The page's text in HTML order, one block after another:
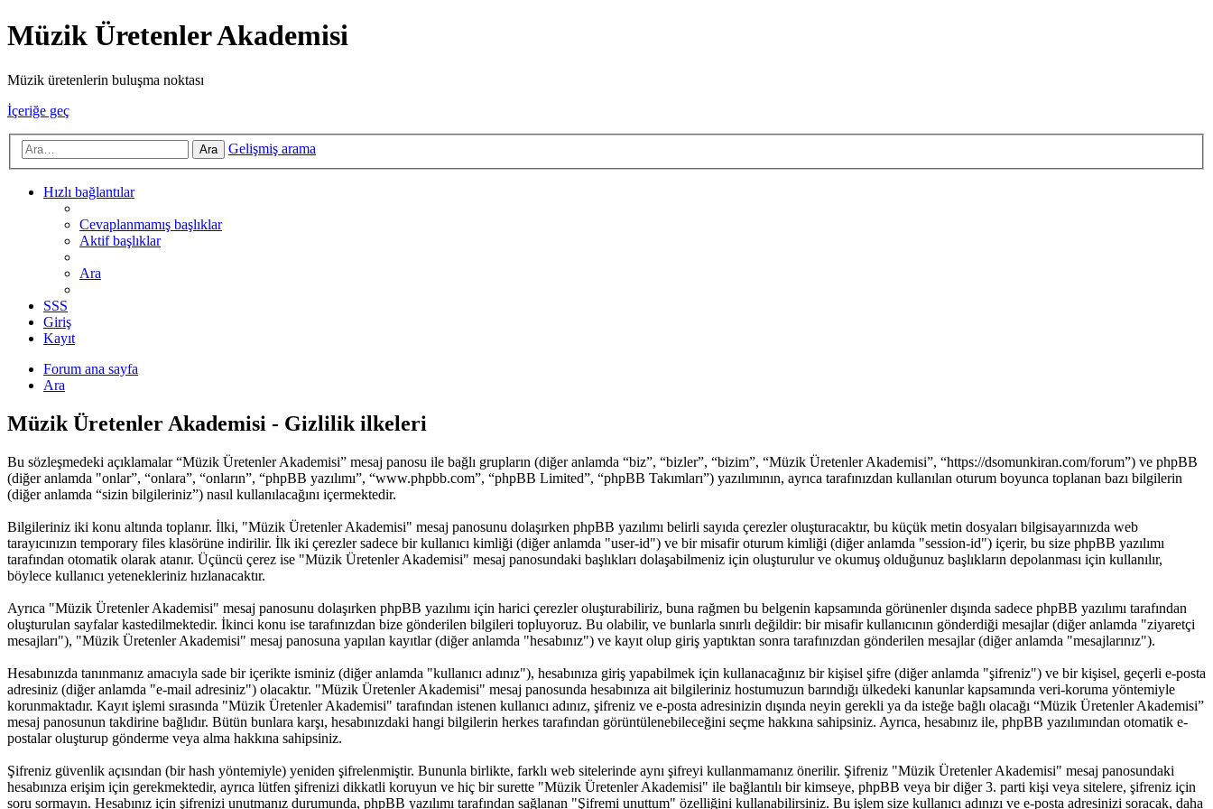
Müzik Üretenler Akademisi
Müzik üretenlerin buluşma noktası
İçeriğe geç
Ara Gelişmiş arama
Hızlı bağlantılar
Cevaplanmamış başlıklar
Aktif başlıklar
Ara
SSS
Giriş
Kayıt
Forum ana sayfa
Ara
Müzik Üretenler Akademisi - Gizlilik ilkeleri
Bu sözleşmedeki açıklamalar “Müzik Üretenler Akademisi” mesaj panosu ile bağlı grupların (diğer anlamda “biz”, “bizler”, “bizim”, “Müzik Üretenler Akademisi”, “https://dsomunkiran.com/forum”) ve phpBB
(diğer anlamda "onlar”, “onlara”, “onların”, “phpBB yazılımı”, “www.phpbb.com”, “phpBB Limited”, “phpBB Takımları”) yazılımının, ayrıca tarafınızdan kullanılan oturum boyunca toplanan bazı bilgilerin
(diğer anlamda “sizin bilgileriniz”) nasıl kullanılacağını içermektedir.
Bilgileriniz iki konu altında toplanır. İlki, "Müzik Üretenler Akademisi" mesaj panosunu dolaşırken phpBB yazılımı belirli sayıda çerezler oluşturacaktır, bu küçük metin dosyaları bilgisayarınızda web
tarayıcınızın temporary files klasörüne indirilir. İlk iki çerezler sadece bir kullanıcı kimliği (diğer anlamda "user-id") ve bir misafir oturum kimliği (diğer anlamda "session-id") içerir, bu size phpBB yazılımı
tarafından otomatik olarak atanır. Üçüncü çerez ise "Müzik Üretenler Akademisi" mesaj panosundaki başlıkları dolaşabilmeniz için oluşturulur ve okumuş olduğunuz başlıkların depolanması için kullanılır,
böylece kullanıcı yetenekleriniz hızlanacaktır.
Ayrıca "Müzik Üretenler Akademisi" mesaj panosunu dolaşırken phpBB yazılımı için harici çerezler oluşturabiliriz, buna rağmen bu belgenin kapsamında görünenler dışında sadece phpBB yazılımı tarafından
oluşturulan sayfalar kastedilmektedir. İkinci konu ise tarafınızdan bize gönderilen bilgileri topluyoruz. Bu olabilir, ve bunlarla sınırlı değildir: bir misafir kullanıcının gönderdiği mesajlar (diğer anlamda "ziyaretçi
mesajları"), "Müzik Üretenler Akademisi" mesaj panosuna yapılan kayıtlar (diğer anlamda "hesabınız") ve kayıt olup giriş yaptıktan sonra tarafınızdan gönderilen mesajlar (diğer anlamda "mesajlarınız").
Hesabınızda tanınmanız amacıyla sade bir içerikte isminiz (diğer anlamda "kullanıcı adınız"), hesabınıza giriş yapabilmek için kullanacağınız bir kişisel şifre (diğer anlamda "şifreniz") ve bir kişisel, geçerli e-posta
adresiniz (diğer anlamda "e-mail adresiniz") olacaktır. "Müzik Üretenler Akademisi" mesaj panosunda hesabınıza ait bilgileriniz hostumuzun barındığı ülkedeki kanunlar kapsamında veri-koruma yöntemiyle
korunmaktadır. Kayıt işlemi sırasında "Müzik Üretenler Akademisi" tarafından istenen kullanıcı adınız, şifreniz ve e-posta adresinizin dışında neyin gerekli ya da isteğe bağlı olacağı “Müzik Üretenler Akademisi”
mesaj panosunun takdirine bağlıdır. Bütün bunlara karşı, hesabınızdaki hangi bilgilerin herkes tarafından görüntülenebileceğini seçme hakkına sahipsiniz. Ayrıca, hesabınız ile, phpBB yazılımından otomatik e-
postalar oluşturup gönderme veya alma hakkına sahipsiniz.
Şifreniz güvenlik açısından (bir hash yöntemiyle) yeniden şifrelenmiştir. Bununla birlikte, farklı web sitelerinde aynı şifreyi kullanmamanız önerilir. Şifreniz "Müzik Üretenler Akademisi" mesaj panosundaki
hesabınıza erişim için gerekmektedir, ayrıca lütfen şifrenizi dikkatli koruyun ve hiç bir surette "Müzik Üretenler Akademisi" ile bağlantılı bir kimseye, phpBB veya bir diğer 3. parti kişi veya sitelere, şifreniz için
soru sormayın. Hesabınız için şifrenizi unutmanız durumunda, phpBB yazılımı tarafından sağlanan "Şifremi unuttum" özelliğini kullanabilirsiniz. Bu işlem size kullanıcı adınızı ve e-posta adresinizi soracak, daha